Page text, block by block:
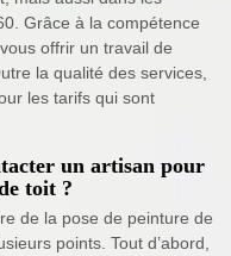
Grâce à la compétence
offrir un travail de
la qualité des services,
les tarifs qui sont
un artisan pour
toit ?
de la pose de peinture de
points. Tout d’abord,